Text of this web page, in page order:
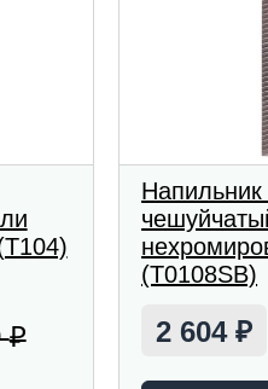
₽
Напильник
(T0108SB)
2 604₽